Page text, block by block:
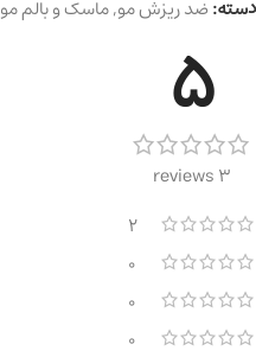
دسته:ضد ریزش مو,ماسک و بالم مو
5
3 reviews
2
0
0
0